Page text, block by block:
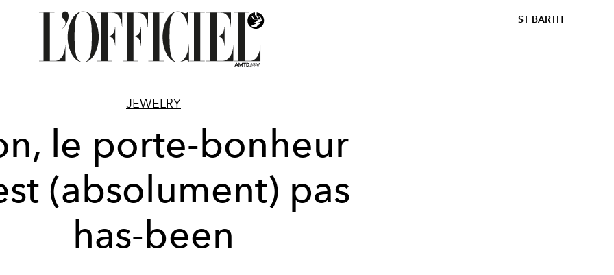
ST BARTH
JEWELRY
le porte-bonheur
(absolument) pas
has-been